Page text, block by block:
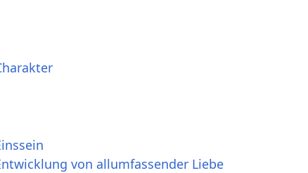
von allumfassender Liebe